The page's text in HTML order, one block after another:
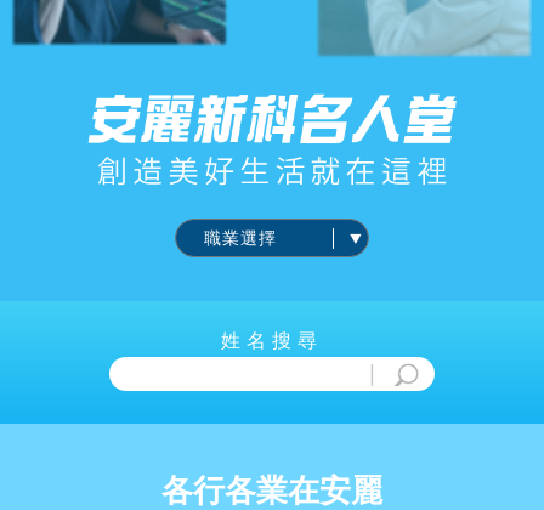
姓名搜尋
各行各業在安麗